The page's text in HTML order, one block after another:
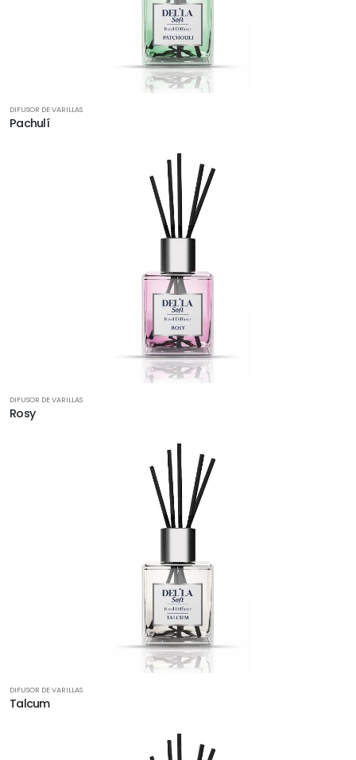
DIFUSOR DE VARILLAS
Pachulí
DIFUSOR DE VARILLAS
Rosy
DIFUSOR DE VARILLAS
Talcum